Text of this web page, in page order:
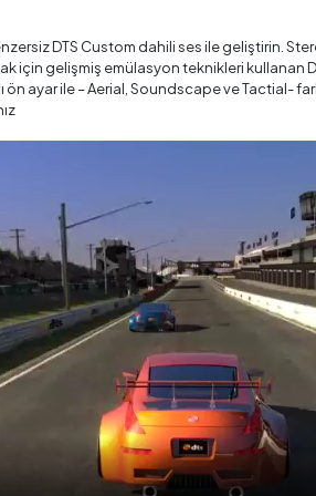
DTS Custom dahili ses ile geliştirin.
için gelişmiş emülasyon teknikleri kullanan
ön ayar ile – Aerial, Soundscape ve Tactial-